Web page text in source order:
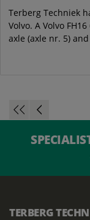
Terberg Techniek
Volvo. A Volvo
axle (axle nr. 5) and
TERBERG